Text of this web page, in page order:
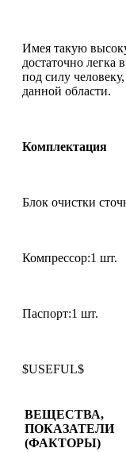
Имея такую
достаточно легка
под силу
данной области.
Комплектация
Блок очистки
Компрессор:1 шт.
Паспорт:1 шт.
$USEFUL$
ВЕЩЕСТВА,
ПОКАЗАТЕЛИ
(ФАКТОРЫ)